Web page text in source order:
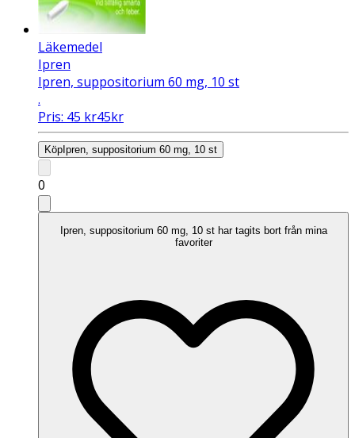
Läkemedel
Ipren
Ipren, suppositorium 60 mg, 10 st
.
Pris: 45 kr45kr
Köp Ipren, suppositorium 60 mg, 10 st
0
Ipren, suppositorium 60 mg, 10 st har tagits bort från mina
favoriter